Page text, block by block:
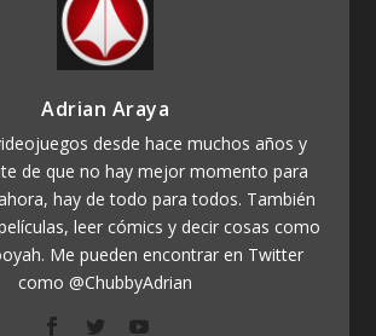
Adrian Araya
desde hace muchos años y
de que no hay mejor momento para
hay de todo para todos. También
leer cómics y decir cosas como
Me pueden encontrar en Twitter
como @ChubbyAdrian